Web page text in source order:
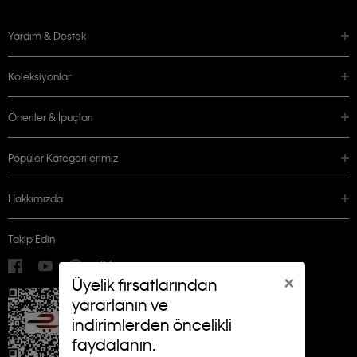
×
Üyelik fırsatlarından
yararlanın ve
indirimlerden öncelikli
faydalanın.
Yardım & Destek
Koleksiyonlar
Öneriler & İpuçları
Popüler Kategorilerimiz
Hakkımızda
Takip Edin